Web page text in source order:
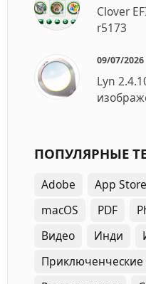
Clover
r5173
09/07/2026
Lyn
ПОПУЛЯРНЫЕ
Adobe App Store
macOS
PDF
Видео
Инди
Приключенческие